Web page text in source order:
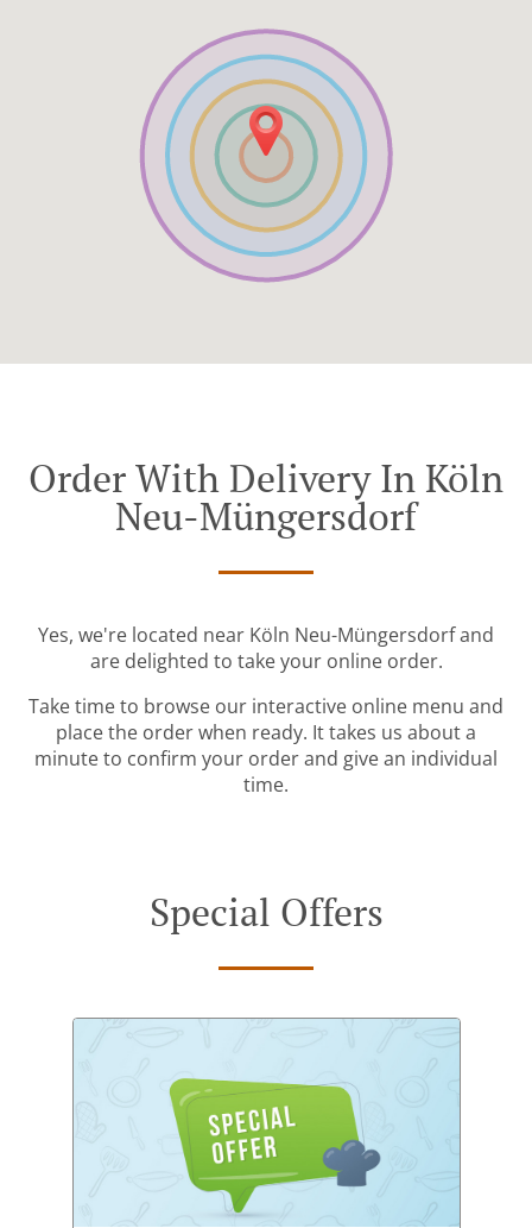
Order With Delivery In Köln
Neu-Müngersdorf
Yes, we're located near Köln Neu-Müngersdorf and
are delighted to take your online order.
Take time to browse our interactive online menu and
place the order when ready. It takes us about a
minute to confirm your order and give an individual
time.
Special Offers